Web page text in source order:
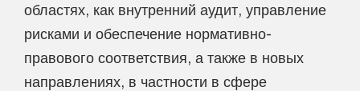
областях, как внутренний аудит, управление
рисками и обеспечение нормативно-
правового соответствия, а также в новых
направлениях, в частности в сфере